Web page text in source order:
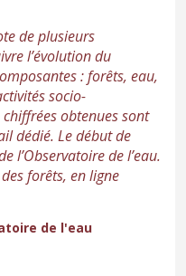
de plusieurs
l’évolution du
: forêts, eau,
socio-
obtenues sont
dédié. Le début de
l’Observatoire de l’eau.
forêts, en ligne
de l'eau